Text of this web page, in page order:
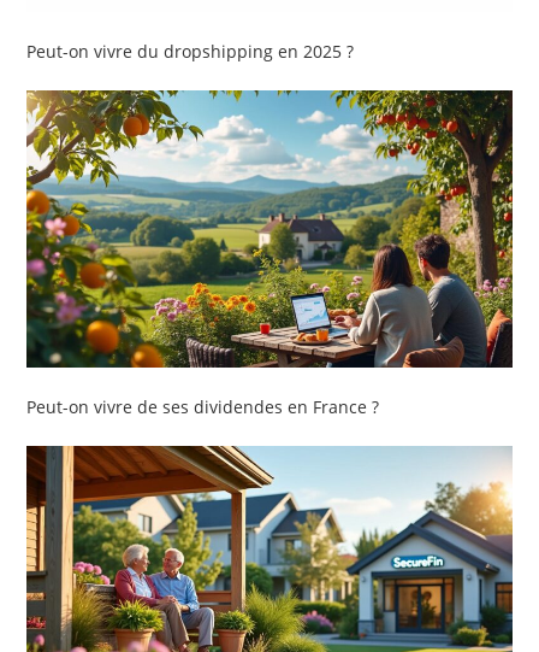
Peut-on vivre du dropshipping en 2025 ?
Peut-on vivre de ses dividendes en France ?